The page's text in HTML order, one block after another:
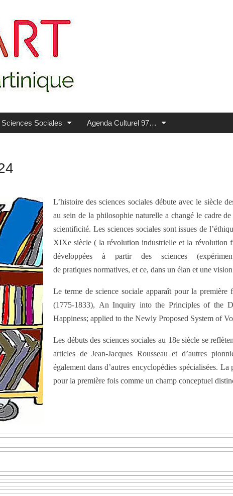
Sciences Sociales Agenda Culturel 97…
L’histoire des sciences sociales débute avec le siècle
au sein de la philosophie naturelle a changé le cadre
scientificité. Les sciences sociales sont issues de
XIXe siècle ( la révolution industrielle et la révolution
développées à partir des sciences
de pratiques normatives, et ce, dans un élan et une
Le terme de science sociale apparaît pour la
(1775-1833), An Inquiry into the Principles of the
Happiness; applied to the Newly Proposed System of
Les débuts des sciences sociales au 18e siècle se
articles de Jean-Jacques Rousseau et d’autres
également dans d’autres encyclopédies spécialisées.
pour la première fois comme un champ conceptuel